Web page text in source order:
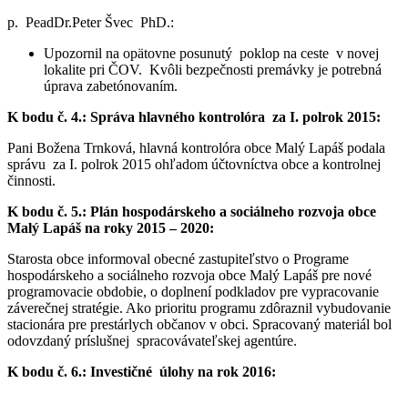
p. PeadDr.Peter Švec PhD.:
Upozornil na opätovne posunutý poklop na ceste v novej
lokalite pri ČOV. Kvôli bezpečnosti premávky je potrebná
úprava zabetónovaním.
K bodu č. 4.: Správa hlavného kontrolóra za I. polrok 2015:
Pani Božena Trnková, hlavná kontrolóra obce Malý Lapáš podala
správu za I. polrok 2015 ohľadom účtovníctva obce a kontrolnej
činnosti.
K bodu č. 5.: Plán hospodárskeho a sociálneho rozvoja obce
Malý Lapáš na roky 2015 – 2020:
Starosta obce informoval obecné zastupiteľstvo o Programe
hospodárskeho a sociálneho rozvoja obce Malý Lapáš pre nové
programovacie obdobie, o doplnení podkladov pre vypracovanie
záverečnej stratégie. Ako prioritu programu zdôraznil vybudovanie
stacionára pre prestárlych občanov v obci. Spracovaný materiál bol
odovzdaný príslušnej spracovávateľskej agentúre.
K bodu č. 6.: Investičné úlohy na rok 2016: